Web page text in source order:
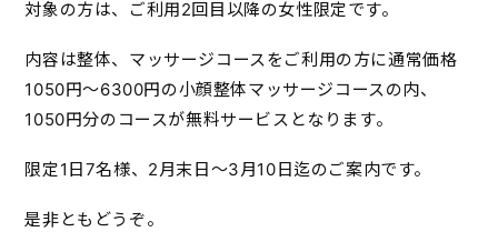
対象の方は、ご利用2回目以降の女性限定です。
内容は整体、マッサージコースをご利用の方に通常価格
1050円〜6300円の小顔整体マッサージコースの内、
1050円分のコースが無料サービスとなります。
限定1日7名様、2月末日〜3月10日迄のご案内です。
是非ともどうぞ。